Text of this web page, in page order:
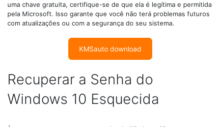
uma chave gratuita, certifique-se de que ela é legítima e permitida
pela Microsoft. Isso garante que você não terá problemas futuros
com atualizações ou com a segurança do seu sistema.
KMSauto download
Recuperar a Senha do
Windows 10 Esquecida